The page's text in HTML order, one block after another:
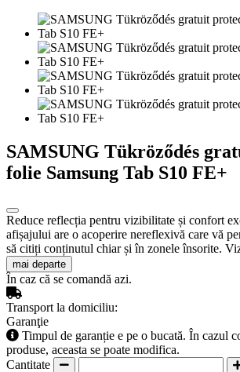
SAMSUNG Tükröződés
folie Samsung Tab S10 FE+
Reduce reflecția pentru vizibilitate și confort
afișajului are o acoperire nereflexivă care vă
să citiți conținutul chiar și în zonele însorite.
mai departe
În caz că se comandă azi.
Transport la domiciliu:
Garanţie
Timpul de garanție e pe o bucată. În cazul
produse, aceasta se poate modifica.
Cantitate